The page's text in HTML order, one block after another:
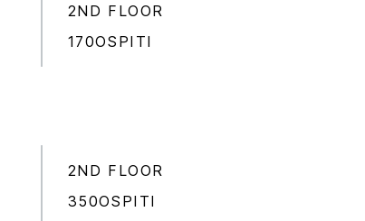
2ND FLOOR
170OSPITI
2ND FLOOR
350OSPITI